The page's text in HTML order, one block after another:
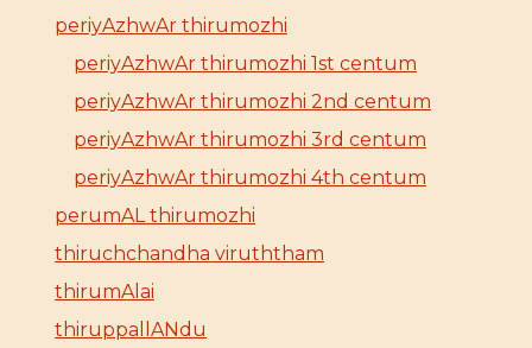
periyAzhwAr thirumozhi
periyAzhwAr thirumozhi 1st centum
periyAzhwAr thirumozhi 2nd centum
periyAzhwAr thirumozhi 3rd centum
periyAzhwAr thirumozhi 4th centum
perumAL thirumozhi
thiruchchandha viruththam
thirumAlai
thiruppallANdu